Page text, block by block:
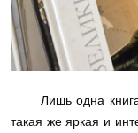
Лишь одна книга
такая же яркая и